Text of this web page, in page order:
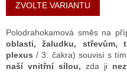
cena:
ZVOLTE VARIANTU
Polodrahokamová směs na
oblasti, žaludku, střevům,
plexus/ 3. čakra) souvisí s
naší vnitřní sílou, zda ji